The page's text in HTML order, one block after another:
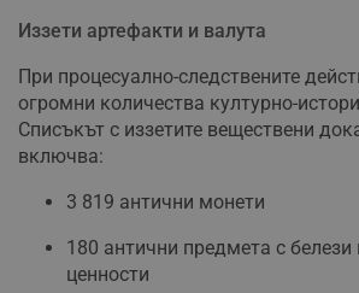
Иззети артефакти и валута
При процесуално-следствените
огромни количества културно-
Списъкът с иззетите веществени
включва:
3 819 антични монети
180 антични предмета с белези
ценности